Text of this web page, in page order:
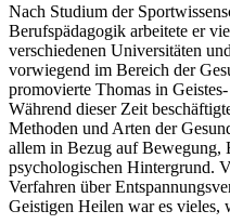
Nach Studium der
Berufspädagogik arbeitete er
verschiedenen Universitäten
vorwiegend im Bereich der
promovierte Thomas in
Während dieser Zeit
Methoden und Arten der
allem in Bezug auf Bewegung,
psychologischen Hintergrund.
Verfahren über
Geistigen Heilen war es vieles,